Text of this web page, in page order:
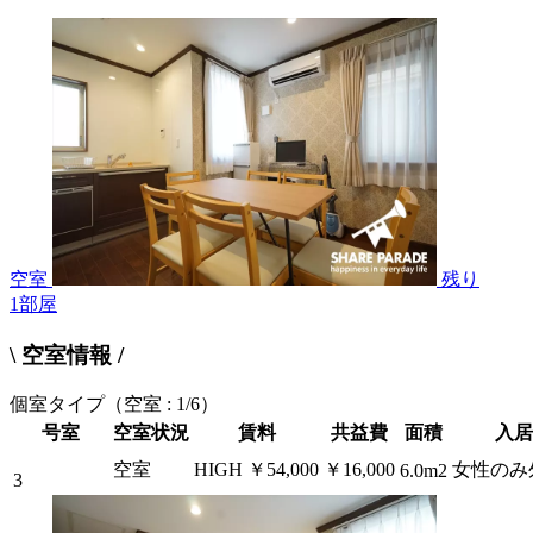
空室
残り
1部屋
\ 空室情報 /
個室タイプ（空室 : 1/6）
号室
空室状況 賃料 共益費 面積 入
3
空室 HIGH ￥54,000 ￥16,000 6.0m2 女性のみ